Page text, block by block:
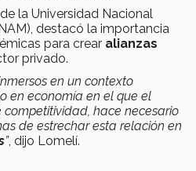
la Universidad Nacional
destacó la importancia
para crear alianzas
privado.
en un contexto
en economía en el que el
hace necesario
de estrechar esta relación en
”, dijo Lomelí.